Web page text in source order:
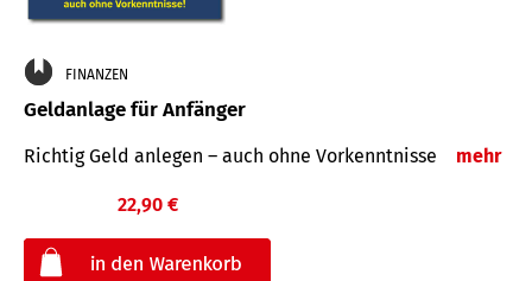
FINANZEN
Geldanlage für Anfänger
Richtig Geld anlegen – auch ohne Vorkenntnisse mehr
22,90 €